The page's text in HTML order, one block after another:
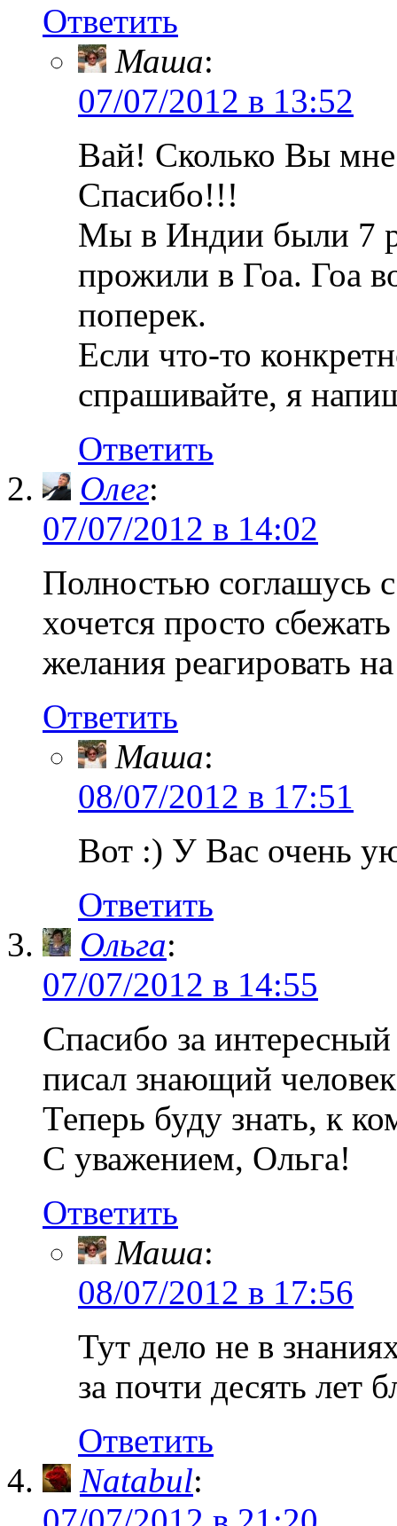
Ответить
Маша:
07/07/2012 в 13:52
Вай! Сколько Вы мне
Спасибо!!!
Мы в Индии были 7
прожили в Гоа. Гоа
поперек.
Если что-то
спрашивайте, я
Ответить
Олег:
07/07/2012 в 14:02
Полностью соглашусь
хочется просто
желания реагировать
Ответить
Маша:
08/07/2012 в 17:51
Вот :) У Вас очень
Ответить
Ольга:
07/07/2012 в 14:55
Спасибо за
писал знающий
Теперь буду знать, к
С уважением, Ольга!
Ответить
Маша:
08/07/2012 в 17:56
Тут дело не в
за почти десять лет
Ответить
Natabul: